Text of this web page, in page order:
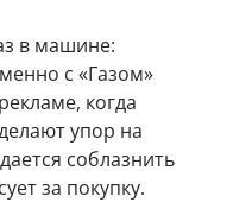
в машине:
с «Газом»
когда
упор на
соблазнить
за покупку.